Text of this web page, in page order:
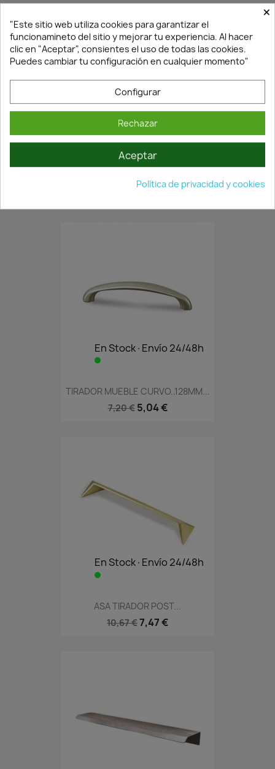
En Stock·Envío 24/48h
En Stock·Envío 24/48h
TIRADOR MUEBLE CURVO..128MM...
7,20 € 5,04 €
En Stock·Envío 24/48h
ASA TIRADOR POST...
10,67 €7,47 €
×
"Este sitio web utiliza cookies para garantizar el
funcionamineto del sitio y mejorar tu experiencia. Al hacer
clic en "Aceptar", consientes el uso de todas las cookies.
Puedes cambiar tu configuración en cualquier momento"
Configurar
Rechazar
Aceptar
Política de privacidad y cookies